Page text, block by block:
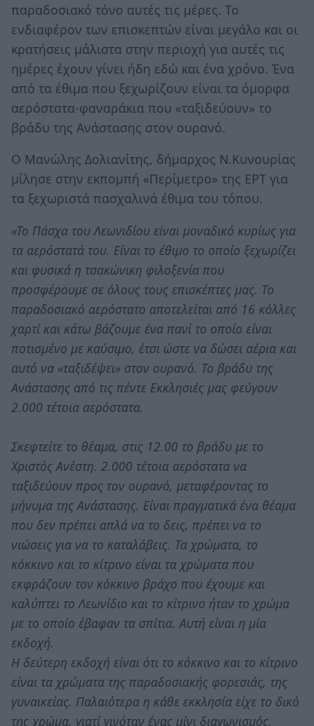
παραδοσιακό τόνο αυτές τις μέρες. Το
ενδιαφέρον των επισκεπτών είναι μεγάλο και οι
κρατήσεις μάλιστα στην περιοχή για αυτές τις
ημέρες έχουν γίνει ήδη εδώ και ένα χρόνο. Ένα
από τα έθιμα που ξεχωρίζουν είναι τα όμορφα
αερόστατα-φαναράκια που «ταξιδεύουν» το
βράδυ της Ανάστασης στον ουρανό.
Ο Μανώλης Δολιανίτης, δήμαρχος Ν.Κυνουρίας
μίλησε στην εκπομπή «Περίμετρο» της ΕΡΤ για
τα ξεχωριστά πασχαλινά έθιμα του τόπου.
«Το Πάσχα του Λεωνιδίου είναι μοναδικό κυρίως για
τα αερόστατά του. Είναι το έθιμο το οποίο ξεχωρίζει
και φυσικά η τσακώνικη φιλοξενία που
προσφέρουμε σε όλους τους επισκέπτες μας. Το
παραδοσιακό αερόστατο αποτελείται από 16 κόλλες
χαρτί και κάτω βάζουμε ένα πανί το οποίο είναι
ποτισμένο με καύσιμο, έτσι ώστε να δώσει αέρια και
αυτό να «ταξιδέψει» στον ουρανό. Το βράδυ της
Ανάστασης από τις πέντε Εκκλησιές μας φεύγουν
2.000 τέτοια αερόστατα.
Σκεφτείτε το θέαμα, στις 12.00 το βράδυ με το
Χριστός Ανέστη. 2.000 τέτοια αερόστατα να
ταξιδεύουν προς τον ουρανό, μεταφέροντας το
μήνυμα της Ανάστασης. Είναι πραγματικά ένα θέαμα
που δεν πρέπει απλά να το δεις, πρέπει να το
νιώσεις για να το καταλάβεις. Τα χρώματα, το
κόκκινο και το κίτρινο είναι τα χρώματα που
εκφράζουν τον κόκκινο βράχο που έχουμε και
καλύπτει το Λεωνίδιο και το κίτρινο ήταν το χρώμα
με το οποίο έβαφαν τα σπίτια. Αυτή είναι η μία
εκδοχή.
Η δεύτερη εκδοχή είναι ότι το κόκκινο και το κίτρινο
είναι τα χρώματα της παραδοσιακής φορεσιάς, της
γυναικείας. Παλαιότερα η κάθε εκκλησία είχε το δικό
της χρώμα, γιατί γινόταν ένας μίνι διαγωνισμός.